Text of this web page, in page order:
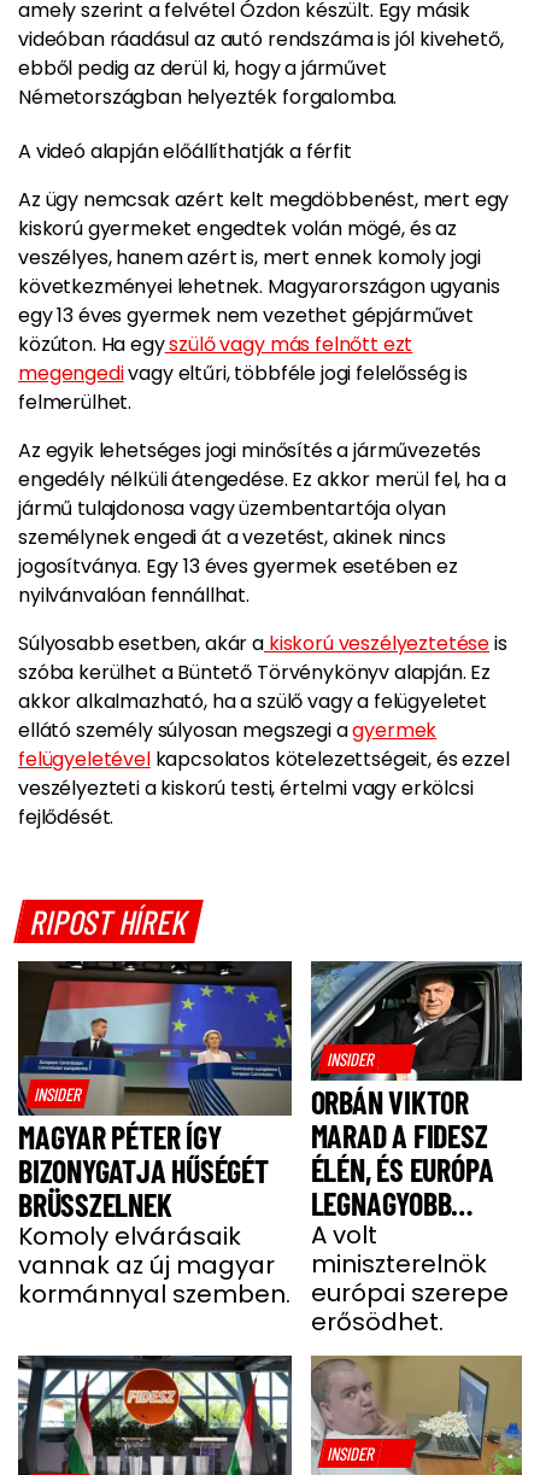
amely szerint a felvétel Ózdon készült. Egy másik
videóban ráadásul az autó rendszáma is jól kivehető,
ebből pedig az derül ki, hogy a járművet
Németországban helyezték forgalomba.
A videó alapján előállíthatják a férfit
Az ügy nemcsak azért kelt megdöbbenést, mert egy
kiskorú gyermeket engedtek volán mögé, és az
veszélyes, hanem azért is, mert ennek komoly jogi
következményei lehetnek. Magyarországon ugyanis
egy 13 éves gyermek nem vezethet gépjárművet
közúton. Ha egyszülő vagy más felnőtt ezt
megengedivagy eltűri, többféle jogi felelősség is
felmerülhet.
Az egyik lehetséges jogi minősítés a járművezetés
engedély nélküli átengedése. Ez akkor merül fel, ha a
jármű tulajdonosa vagy üzembentartója olyan
személynek engedi át a vezetést, akinek nincs
jogosítványa. Egy 13 éves gyermek esetében ez
nyilvánvalóan fennállhat.
Súlyosabb esetben, akár a kiskorú veszélyeztetéseis
szóba kerülhet a Büntető Törvénykönyv alapján. Ez
akkor alkalmazható, ha a szülő vagy a felügyeletet
ellátó személy súlyosan megszegi agyermek
felügyeletévelkapcsolatos kötelezettségeit, és ezzel
veszélyezteti a kiskorú testi, értelmi vagy erkölcsi
fejlődését.
RIPOST HÍREK
INSIDER
MAGYAR PÉTER ÍGY
BIZONYGATJA HŰSÉGÉT
BRÜSSZELNEK
Komoly elvárásaik
vannak az új magyar
kormánnyal szemben.
INSIDER
ORBÁN VIKTOR
MARAD A FIDESZ
ÉLÉN, ÉS EURÓPA
LEGNAGYOBB
JOBBOLDALI
SZÖVETSÉGÉT
ÉPÍTI TOVÁBB
A volt
miniszterelnök
európai szerepe
erősödhet.
INSIDER